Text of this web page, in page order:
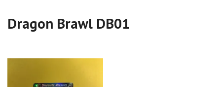
Dragon Brawl DB01